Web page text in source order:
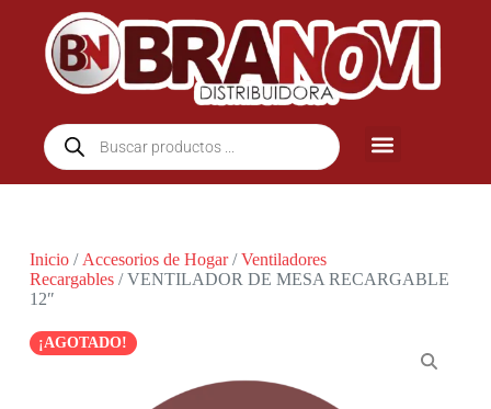
Inicio/ Accesorios de Hogar/Ventiladores
Recargables/ VENTILADOR DE MESA RECARGABLE
12″
¡AGOTADO!